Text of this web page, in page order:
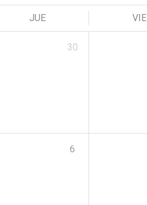
JUE VIE
30
6